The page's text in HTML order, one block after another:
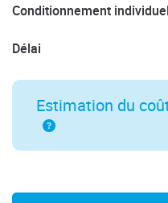
Conditionnement individuel
Délai
Estimation du